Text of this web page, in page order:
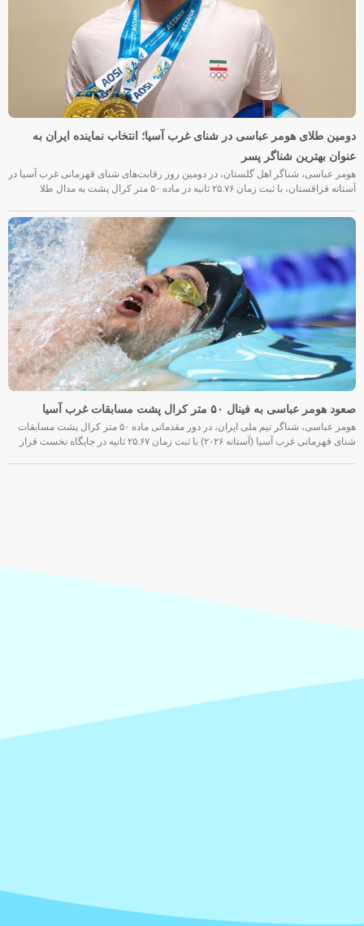
دومین طلای هومر عباسی در شنای غرب آسیا؛ انتخاب نماینده ایران به
عنوان بهترین شناگر پسر
هومر عباسی، شناگر اهل گلستان، در دومین روز رقابت‌های شنای قهرمانی غرب آسیا در
آستانه قزاقستان، با ثبت زمان ۲۵.۷۶ ثانیه در ماده ۵۰ متر کرال پشت به مدال طلا
صعود هومر عباسی به فینال ۵۰ متر کرال پشت مسابقات غرب آسیا
هومر عباسی، شناگر تیم ملی ایران، در دور مقدماتی ماده ۵۰ متر کرال پشت مسابقات
شنای قهرمانی غرب آسیا (آستانه ۲۰۲۶) با ثبت زمان ۲۵.۶۷ ثانیه در جایگاه نخست قرار